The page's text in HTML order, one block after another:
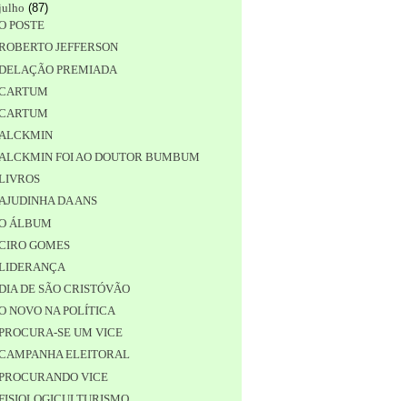
(87)
POSTE
JEFFERSON
PREMIADA
FOI AO DOUTOR BUMBUM
DA ANS
ÁLBUM
GOMES
DE SÃO CRISTÓVÃO
NOVO NA POLÍTICA
SE UM VICE
ELEITORAL
VICE